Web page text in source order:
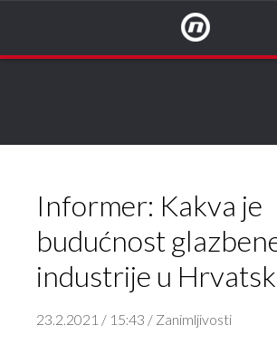
Informer: Kakva je
budućnost
industrije u
23.2.2021 / 15:43 / Zanimljivosti